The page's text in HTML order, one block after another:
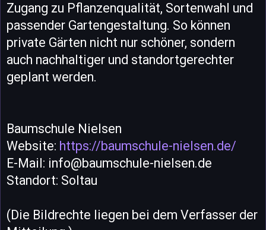
Zugang zu Pflanzenqualität, Sortenwahl und
passender Gartengestaltung. So können
private Gärten nicht nur schöner, sondern
auch nachhaltiger und standortgerechter
geplant werden.
Baumschule Nielsen
Website: https://baumschule-nielsen.de/
E-Mail: info@baumschule-nielsen.de
Standort: Soltau
(Die Bildrechte liegen bei dem Verfasser der